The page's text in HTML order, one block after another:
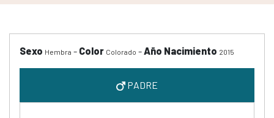
Sexo Hembra - Color Colorado -Año Nacimiento 2015
PADRE